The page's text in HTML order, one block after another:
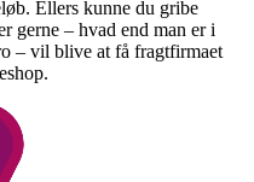
Ellers kunne du gribe
gerne – hvad end man er i
– vil blive at få fragtfirmaet